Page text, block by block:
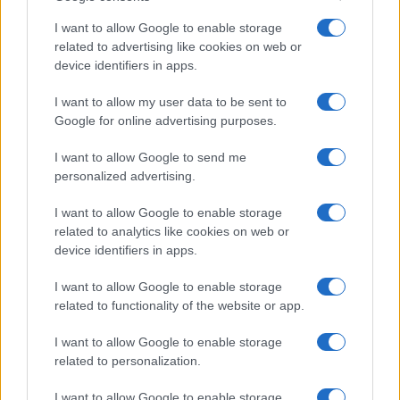
I want to allow Google to enable storage
related to advertising like cookies on web or
device identifiers in apps.
I want to allow my user data to be sent to
Google for online advertising purposes.
I want to allow Google to send me
personalized advertising.
I want to allow Google to enable storage
related to analytics like cookies on web or
device identifiers in apps.
I want to allow Google to enable storage
related to functionality of the website or app.
I want to allow Google to enable storage
related to personalization.
Diciamo una sorta di Beppe Grillo fuori tempo
massimo.
Questo tipo che passa per intellettuale, per
cane sciolto contro il sistema delle multinazionali
ma negli anni Ottanta faceva per Benetton le foto
dei terminali di Aids, è, siamo tutti d’accordo, uno
che come tanti ha capito il modo di stare a galla
nel mare di merda nazionale, ci ha anche fatto i
soldi, bravo lui ma insomma qualcuno ha mai
disgraziati? Cosa è, un pubblicitario, un
situazionista, un esperto di comunicazione, per
dire uno che sa niente su tutto? Vai a cercare